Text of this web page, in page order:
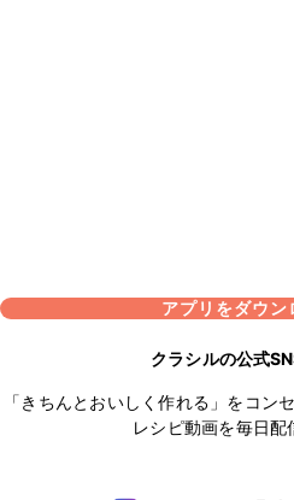
アプリをダウン
クラシルの公式
「きちんとおいしく作れる」をコン
レシピ動画を毎日配